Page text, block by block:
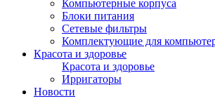
Компьютерные корпуса
Блоки питания
Сетевые фильтры
Комплектующие для
Красота и здоровье
Красота и здоровье
Ирригаторы
Новости